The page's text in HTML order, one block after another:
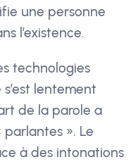
une personne
l’existence.
technologies
lentement
de la parole a
». Le
à des intonations